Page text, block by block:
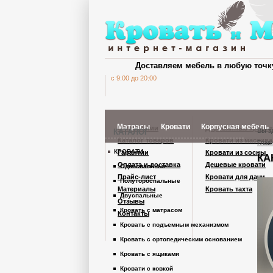
c 9:00 до 20:00
Доставляем мебель в любую
Матрасы Кровати Корпусная мебель
Шкафы Кардинал
Шкафы из дерева
Комоды
Вы
КАТАЛОГ
КРОВАТИ
Односпальные
Полутороспальные
Двуспальные
Кровать с матрасом
Кровать с подъемным механизмом
Кровать с ортопедическим основанием
Кровать с ящиками
Кровати с ковкой
О компании
Каталог товаров
Гарантии
Оплата и доставка
Прайс-лист
Материалы
Отзывы
Контакты
Деревянные
Кровати из массива
Кровати из сосны
Дешевые кровати
Кровати для дачи
Кровать тахта